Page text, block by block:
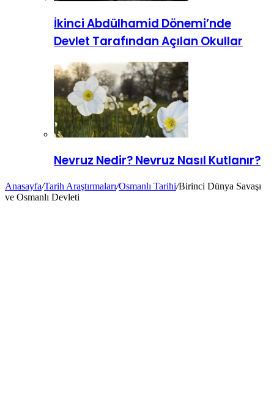
İkinci Abdülhamid Dönemi’nde
Devlet Tarafından Açılan Okullar
Nevruz Nedir? Nevruz Nasıl Kutlanır?
Anasayfa/Tarih Araştırmaları/Osmanlı Tarihi/Birinci Dünya Savaşı
ve Osmanlı Devleti